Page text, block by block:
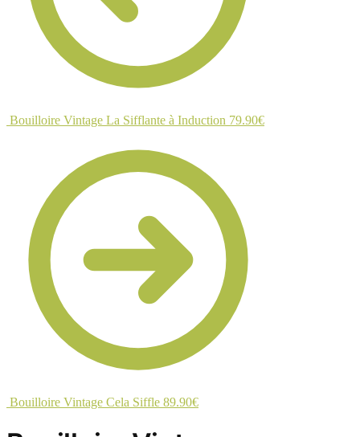
Bouilloire Vintage La Sifflante à Induction 79.90€
Bouilloire Vintage Cela Siffle 89.90€